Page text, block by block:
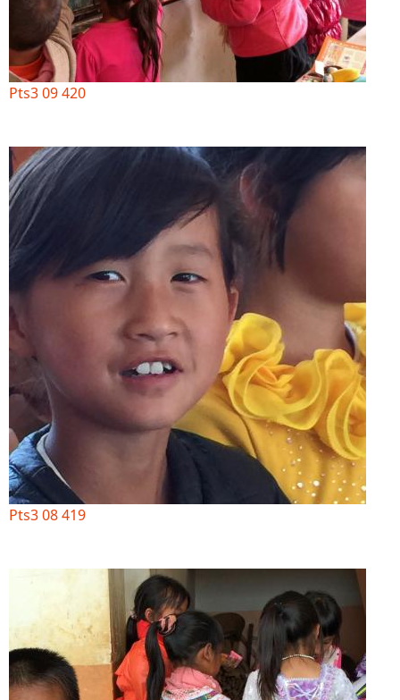
Pts3 09 420
Pts3 08 419